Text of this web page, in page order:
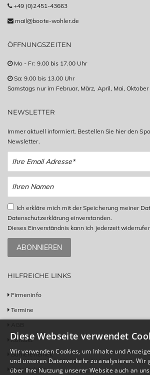
+49 (0)2451-43663
mail@boote-wohler.de
ÖFFNUNGSZEITEN
Mo - Fr: 9.00 bis 17.00 Uhr
Sa: 9.00 bis 13.00 Uhr
Samstags nur im Februar, März, April, Mai,
NEWSLETTER
Immer aktuell informiert. Bestellen Sie hier den
Newsletter.
Ich erkläre mich mit der Speicherung meiner
Datenschutzerklärung einverstanden.
Dieses Einverständnis kann ich jederzeit
ABONNIEREN
HILFREICHE LINKS
Firmeninfo
Termine
Kontakt
Barrierefreiheit
Datenschutz
Diese Webseite verwendet
Wir verwenden Cookies, um Inhalte und
und unseren Datenverkehr zu analysieren. Wir
über Ihre Nutzung unserer Website auch an